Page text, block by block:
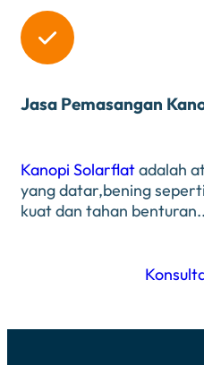

Jasa Pemasangan
Kanopi Solarflatadalah
yang datar,bening
kuat dan tahan benturan..